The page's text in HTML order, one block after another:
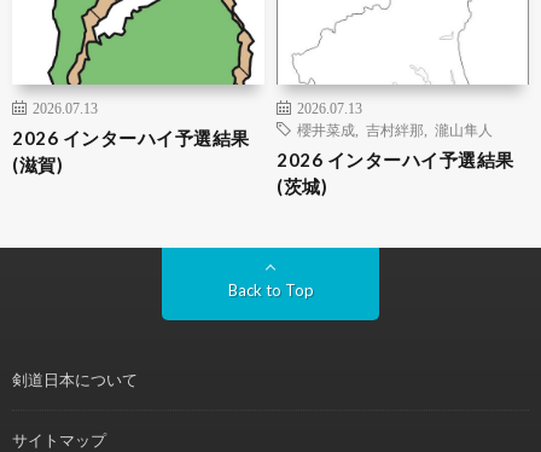
2026.07.13
2026 インターハイ予選結果
(滋賀)
2026.07.13
櫻井菜成
吉村絆那 瀧山隼人
2026 インターハイ予選結果
(茨城)
Back to Top
剣道日本について
サイトマップ